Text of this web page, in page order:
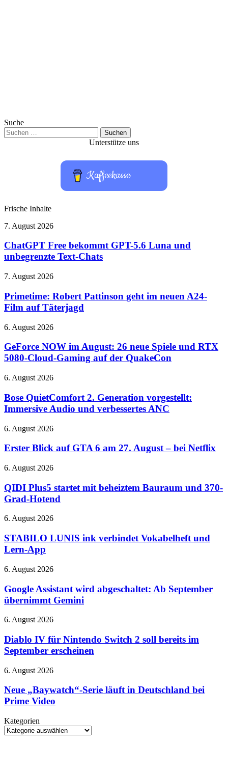
Suche
Suchen
nach:
Unterstütze uns
Kaffeekasse
Frische Inhalte
ChatGPT
bekommt
GPT-
5.6
und
Text-
Chats
7. August 2026
ChatGPT Free bekommt GPT-5.6 Luna und
unbegrenzte Text-Chats
Primetime:
Pattinson
geht
im
A24-
auf
Täterjagd
7. August 2026
Primetime: Robert Pattinson geht im neuen A24-
Film auf Täterjagd
GeForce
im
August:
26
Spiele
RTX
5080-
Gaming
der
QuakeCon
6. August 2026
GeForce NOW im August: 26 neue Spiele und RTX
5080-Cloud-Gaming auf der QuakeCon
Bose
2.
Generation
vorgestellt:
Audio
verbessertes
6. August 2026
Bose QuietComfort 2. Generation vorgestellt:
Immersive Audio und verbessertes ANC
Erster
auf
6
27.
August
–
Netflix
6. August 2026
Erster Blick auf GTA 6 am 27. August – bei Netflix
QIDI
startet
mit
beheiztem
und
Grad-
Hotend
6. August 2026
QIDI Plus5 startet mit beheiztem Bauraum und 370-
Grad-Hotend
STABILO
ink
verbindet
Vokabelheft
Lern-
6. August 2026
STABILO LUNIS ink verbindet Vokabelheft und
Lern-App
Google
wird
abgeschaltet:
Ab
übernimmt
6. August 2026
Google Assistant wird abgeschaltet: Ab September
übernimmt Gemini
Diablo
für
Nintendo
Switch
soll
im
September
6. August 2026
Diablo IV für Nintendo Switch 2 soll bereits im
September erscheinen
Neue
Serie
läuft
in
bei
Prime
6. August 2026
Neue „Baywatch“-Serie läuft in Deutschland bei
Prime Video
Kategorien
Kategorien